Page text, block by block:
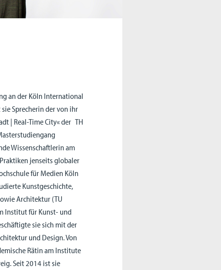
an der Köln International
Sprecherin der von ihr
| Real-Time City« der TH
Wissenschaftlerin am
jenseits globaler
für Medien Köln
Kunstgeschichte,
Architektur (TU
Institut für Kunst- und
sie sich mit der
und Design. Von
Rätin am Institute
Seit 2014 ist sie